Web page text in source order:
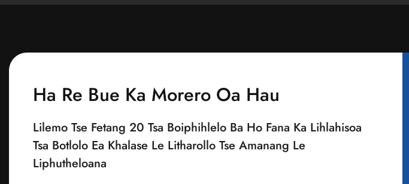
Ha Re Bue Ka Morero Oa Hau
Lilemo Tse Fetang 20 Tsa Boiphihlelo Ba Ho Fana Ka Lihlahisoa
Tsa Botlolo Ea Khalase Le Litharollo Tse Amanang Le
Liphutheloana